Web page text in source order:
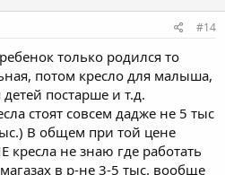
#14
только родился то
потом кресло для малыша,
постарше и т.д.
стоят совсем дадже не 5 тыс
В общем при той цене
не знаю где работать
в р-не 3-5 тыс. вообще